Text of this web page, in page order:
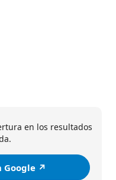
en los resultados
Google ↗️